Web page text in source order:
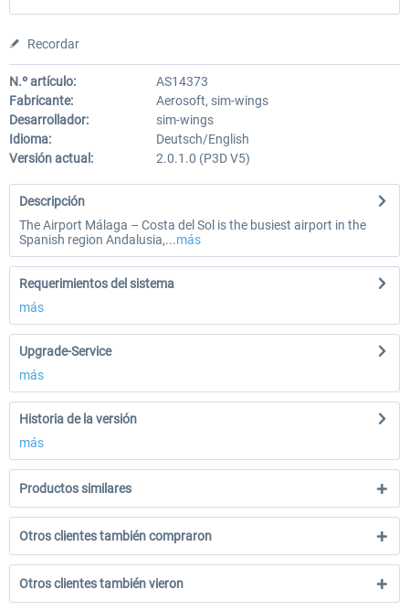
Recordar
N.º artículo:
AS14373
Fabricante:
Aerosoft, sim-wings
Desarrollador:
sim-wings
Idioma:
Deutsch/English
Versión actual:
2.0.1.0 (P3D V5)
Descripción
The Airport Málaga – Costa del Sol is the busiest airport in the
Spanish region Andalusia,...más
Requerimientos del sistema
más
Upgrade-Service
más
Historia de la versión
más
Productos similares
Otros clientes también compraron
Otros clientes también vieron